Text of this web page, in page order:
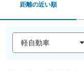
距離の近い順